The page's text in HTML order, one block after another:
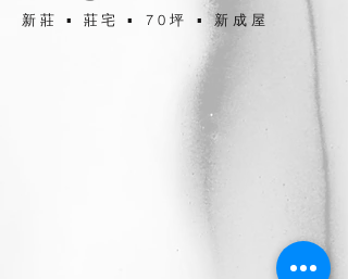
新莊 ▪ 莊宅​▪ 70坪 ▪ 新成屋